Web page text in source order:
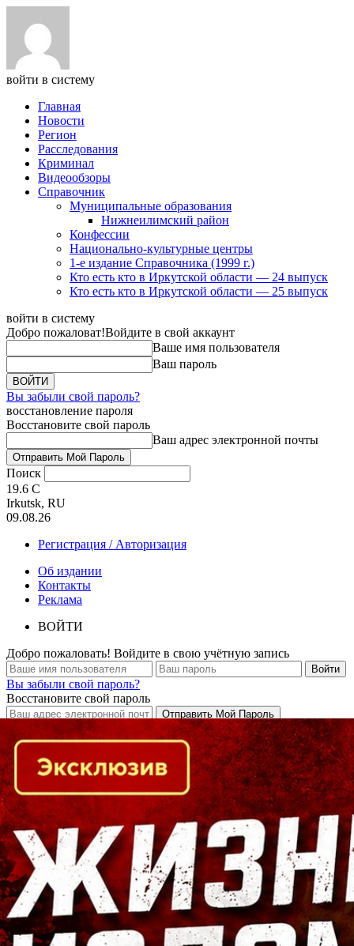
войти в систему
Главная
Новости
Регион
Расследования
Криминал
Видеообзоры
Справочник
Муниципальные образования
Нижнеилимский район
Конфессии
Национально-культурные центры
1-е издание Справочника (1999 г.)
Кто есть кто в Иркутской области — 24 выпуск
Кто есть кто в Иркутской области — 25 выпуск
войти в систему
Добро пожаловат!Войдите в свой аккаунт
Ваше имя пользователя
Ваш пароль
Вы забыли свой пароль?
восстановление пароля
Восстановите свой пароль
Ваш адрес электронной почты
Поиск
19.6 C
Irkutsk, RU
09.08.26
Регистрация / Авторизация
Об издании
Контакты
Реклама
ВОЙТИ
Добро пожаловать! Войдите в свою учётную запись
Вы забыли свой пароль?
Восстановите свой пароль
Кто есть кто в Байкальском регионе